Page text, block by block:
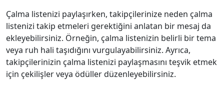
Çalma listenizi paylaşırken, takipçilerinize neden çalma
listenizi takip etmeleri gerektiğini anlatan bir mesaj da
ekleyebilirsiniz. Örneğin, çalma listenizin belirli bir tema
veya ruh hali taşıdığını vurgulayabilirsiniz. Ayrıca,
takipçilerinizin çalma listenizi paylaşmasını teşvik etmek
için çekilişler veya ödüller düzenleyebilirsiniz.